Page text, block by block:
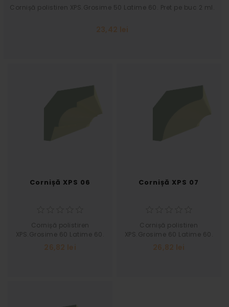
Cornișă polistiren XPS.Grosime 50 Latime 60. Pret pe buc 2 ml.
23,42 lei
Cornișă XPS 06
Cornișă polistiren
XPS.Grosime 60 Latime 60.
Pret pe buc 2 ml.
26,82 lei
Cornișă XPS 07
Cornișă polistiren
XPS.Grosime 60 Latime 60.
Pret pe buc 2 ml.
26,82 lei